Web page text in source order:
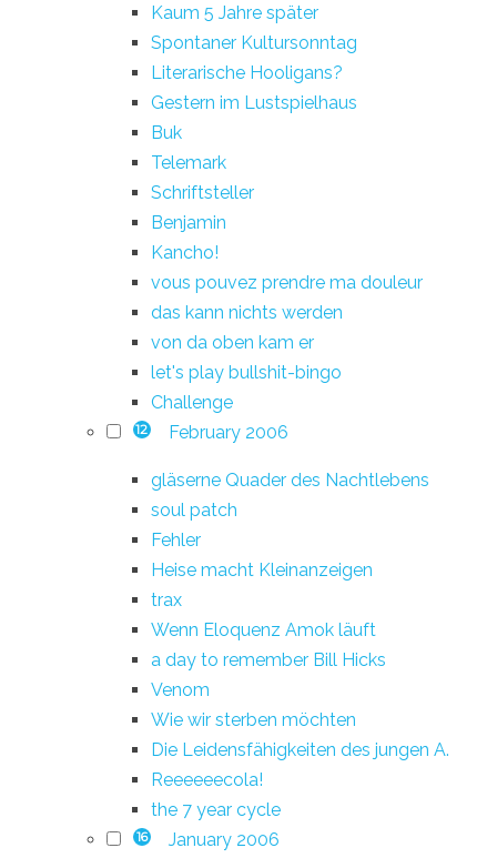
Kaum 5 Jahre später
Spontaner Kultursonntag
Literarische Hooligans?
Gestern im Lustspielhaus
Buk
Telemark
Schriftsteller
Benjamin
Kancho!
vous pouvez prendre ma douleur
das kann nichts werden
von da oben kam er
let's play bullshit-bingo
Challenge
12 February 2006
gläserne Quader des Nachtlebens
soul patch
Fehler
Heise macht Kleinanzeigen
trax
Wenn Eloquenz Amok läuft
a day to remember Bill Hicks
Venom
Wie wir sterben möchten
Die Leidensfähigkeiten des jungen A.
Reeeeeecola!
the 7 year cycle
16 January 2006